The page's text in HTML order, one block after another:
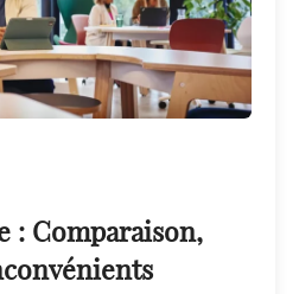
: Comparaison,